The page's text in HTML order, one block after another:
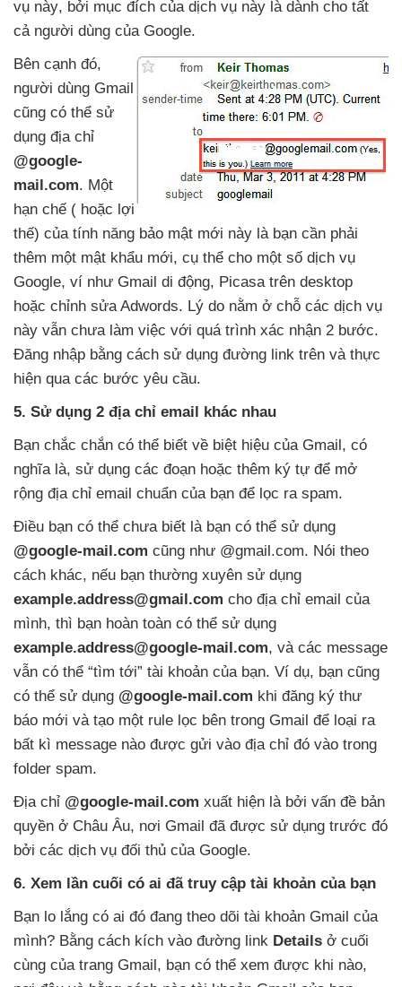
vụ này, bởi mục đích của dịch vụ này là dành cho tất
cả người dùng của Google.
Bên cạnh đó,
người dùng Gmail
cũng có thể sử
dụng địa chỉ
@google-
mail.com. Một
hạn chế ( hoặc lợi
thế) của tính năng bảo mật mới này là bạn cần phải
thêm một mật khẩu mới, cụ thể cho một số dịch vụ
Google, ví như Gmail di động, Picasa trên desktop
hoặc chỉnh sửa Adwords. Lý do nằm ở chỗ các dịch vụ
này vẫn chưa làm việc với quá trình xác nhận 2 bước.
Đăng nhập bằng cách sử dụng đường link trên và thực
hiện qua các bước yêu cầu.
5. Sử dụng 2 địa chỉ email khác nhau
Bạn chắc chắn có thể biết về biệt hiệu của Gmail, có
nghĩa là, sử dụng các đoạn hoặc thêm ký tự để mở
rộng địa chỉ email chuẩn của bạn để lọc ra spam.
Điều bạn có thể chưa biết là bạn có thể sử dụng
@google-mail.com cũng như @gmail.com. Nói theo
cách khác, nếu bạn thường xuyên sử dụng
example.address@gmail.com cho địa chỉ email của
mình, thì bạn hoàn toàn có thể sử dụng
example.address@google-mail.com, và các message
vẫn có thể “tìm tới” tài khoản của bạn. Ví dụ, bạn cũng
có thể sử dụng @google-mail.com khi đăng ký thư
báo mới và tạo một rule lọc bên trong Gmail để loại ra
bất kì message nào được gửi vào địa chỉ đó vào trong
folder spam.
Địa chỉ @google-mail.com xuất hiện là bởi vấn đề bản
quyền ở Châu Âu, nơi Gmail đã được sử dụng trước đó
bởi các dịch vụ đối thủ của Google.
6. Xem lần cuối có ai đã truy cập tài khoản của bạn
Bạn lo lắng có ai đó đang theo dõi tài khoản Gmail của
mình? Bằng cách kích vào đường link Details ở cuối
cùng của trang Gmail, bạn có thể xem được khi nào,